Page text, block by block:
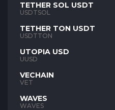
TETHER SOL USDT
USDTSOL
TETHER TON USDT
USDTTON
UTOPIA USD
UUSD
VECHAIN
VET
WAVES
WAVES